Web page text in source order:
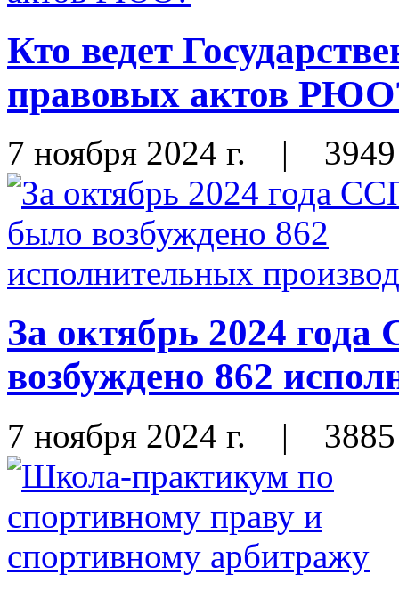
Кто ведет
правовых актов
7 ноября 2024 г. | 3949
За октябрь 2024
возбуждено 862
7 ноября 2024 г. | 3885